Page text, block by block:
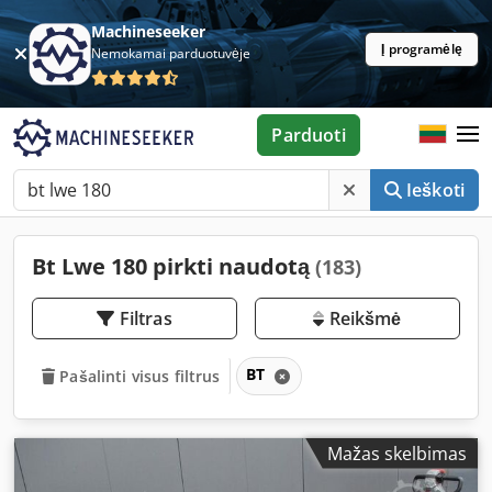
Machineseeker
Nemokamai parduotuvėje Į programėlę
Ieškoti
Parduoti
Bt Lwe 180 pirkti naudotą(183)
Filtras Reikšmė
Pašalinti visus filtrus BT
Mažas skelbimas